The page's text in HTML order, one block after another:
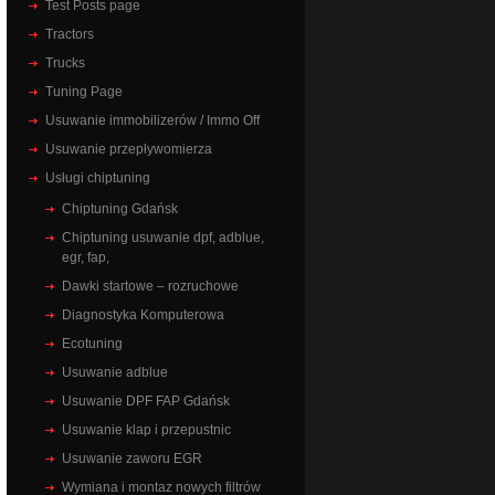
Test Posts page
Tractors
Trucks
Tuning Page
Usuwanie immobilizerów / Immo Off
Usuwanie przepływomierza
Usługi chiptuning
Chiptuning Gdańsk
Chiptuning usuwanie dpf, adblue,
egr, fap,
Dawki startowe – rozruchowe
Diagnostyka Komputerowa
Ecotuning
Usuwanie adblue
Usuwanie DPF FAP Gdańsk
Usuwanie klap i przepustnic
Usuwanie zaworu EGR
Wymiana i montaz nowych filtrów